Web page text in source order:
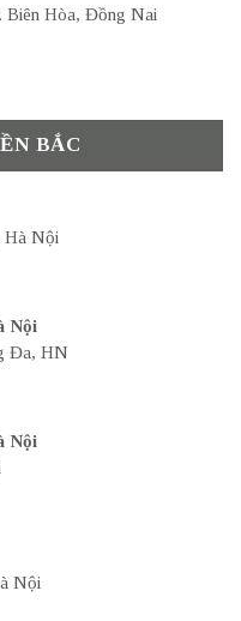
Biên Hòa, Đồng Nai
BẮC
Hà Nội
Nội
Đa, HN
Nội
Nội